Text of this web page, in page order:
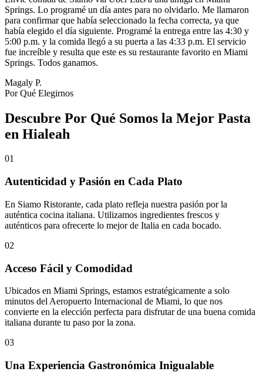
Springs. Lo programé un día antes para no olvidarlo. Me llamaron
para confirmar que había seleccionado la fecha correcta, ya que
había elegido el día siguiente. Programé la entrega entre las 4:30 y
5:00 p.m. y la comida llegó a su puerta a las 4:33 p.m. El servicio
fue increíble y resulta que este es su restaurante favorito en Miami
Springs. Todos ganamos.
Magaly P.
Por Qué Elegirnos
Descubre Por Qué Somos la Mejor Pasta
en Hialeah
01
Autenticidad y Pasión en Cada Plato
En Siamo Ristorante, cada plato refleja nuestra pasión por la
auténtica cocina italiana. Utilizamos ingredientes frescos y
auténticos para ofrecerte lo mejor de Italia en cada bocado.
02
Acceso Fácil y Comodidad
Ubicados en Miami Springs, estamos estratégicamente a solo
minutos del Aeropuerto Internacional de Miami, lo que nos
convierte en la elección perfecta para disfrutar de una buena comida
italiana durante tu paso por la zona.
03
Una Experiencia Gastronómica Inigualable